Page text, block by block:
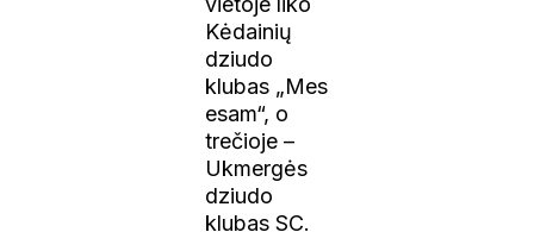
Kėdainių
dziudo
klubas „Mes
esam“, o
trečioje –
Ukmergės
dziudo
klubas SC.